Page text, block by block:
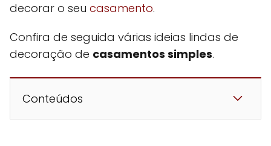
decorar o seu casamento.
Confira de seguida várias ideias lindas de
decoração de casamentos simples.
Conteúdos